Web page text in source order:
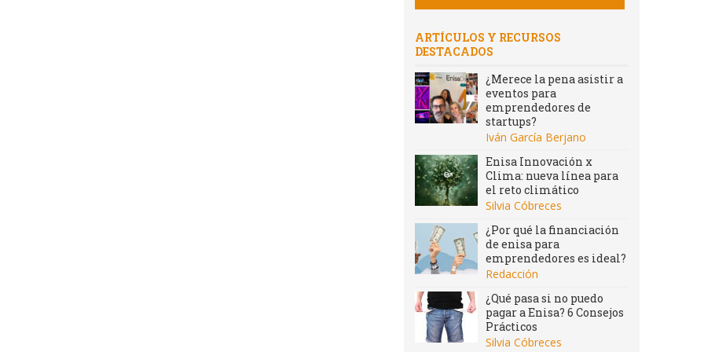
ARTÍCULOS Y RECURSOS
DESTACADOS
¿Merece la pena asistir a
eventos para
emprendedores de
startups?
Iván García Berjano
Enisa Innovación x
Clima: nueva línea para
el reto climático
Silvia Cóbreces
¿Por qué la financiación
de enisa para
emprendedores es ideal?
Redacción
¿Qué pasa si no puedo
pagar a Enisa? 6 Consejos
Prácticos
Silvia Cóbreces